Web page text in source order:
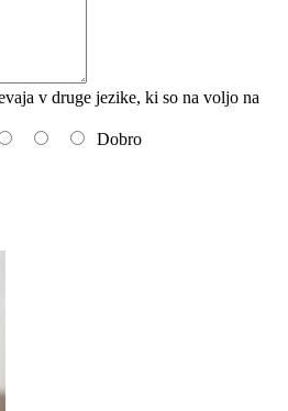
v druge jezike, ki so na voljo na
Dobro